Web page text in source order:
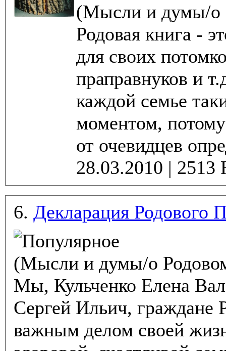
(Мысли и думы/о
Родовая книга -
для своих
праправнуков и
каждой семье
моментом,
от очевидцев
6. Декларация Родового
(Мысли и думы/о
Мы, Кульченко Елена
Сергей Ильич,
важным делом своей